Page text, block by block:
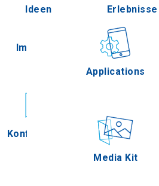
Im Freien Gastronomie
Konferenzen Ereignisse
Applications
Media Kit
Ideen Erlebnisse